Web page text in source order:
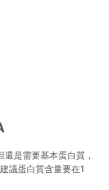
是需要基本蛋白質，
議蛋白質含量要在1